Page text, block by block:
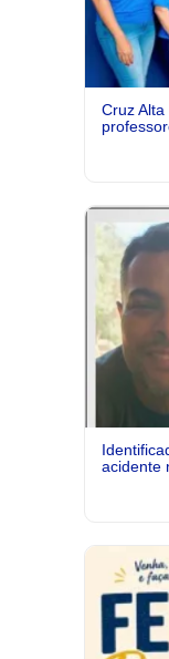
Cruz
acidente